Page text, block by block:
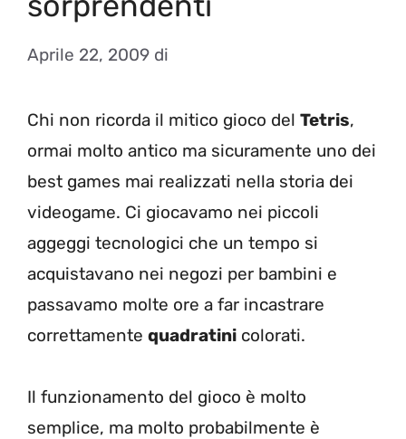
Aprile 22, 2009 di
Chi non ricorda il mitico gioco del Tetris,
ormai molto antico ma sicuramente uno dei
best games mai realizzati nella storia dei
videogame. Ci giocavamo nei piccoli
aggeggi tecnologici che un tempo si
acquistavano nei negozi per bambini e
passavamo molte ore a far incastrare
correttamente quadratini colorati.
Il funzionamento del gioco è molto
semplice, ma molto probabilmente è